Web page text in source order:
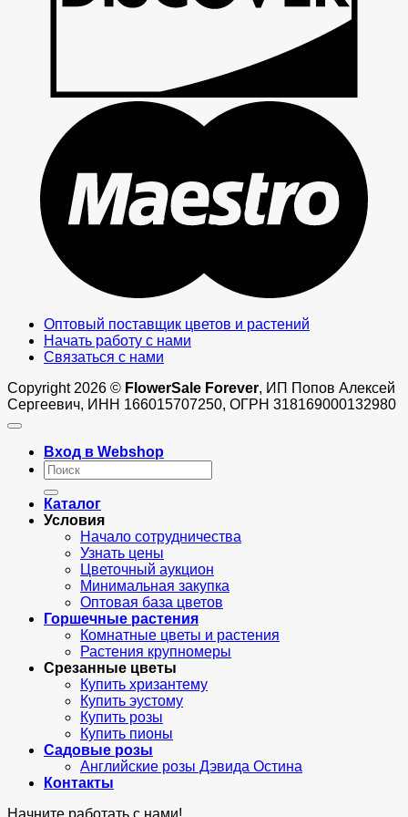
Оптовый поставщик цветов и растений
Начать работу с нами
Связаться с нами
Copyright 2026 © FlowerSale Forever, ИП Попов Алексей
Сергеевич, ИНН 166015707250, ОГРН 318169000132980
Вход в Webshop
Искать:
Каталог
Условия
Начало сотрудничества
Узнать цены
Цветочный аукцион
Минимальная закупка
Оптовая база цветов
Горшечные растения
Комнатные цветы и растения
Растения крупномеры
Срезанные цветы
Купить хризантему
Купить эустому
Купить розы
Купить пионы
Садовые розы
Английские розы Дэвида Остина
Контакты
Начните работать с нами!